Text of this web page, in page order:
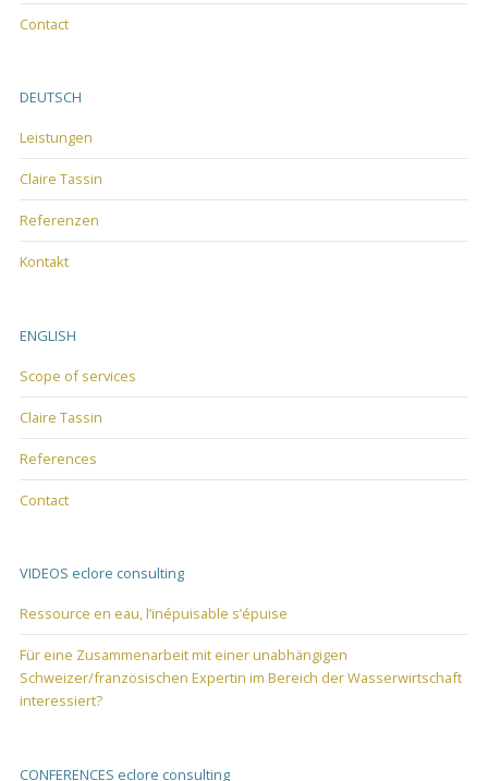
Contact
DEUTSCH
Leistungen
Claire Tassin
Referenzen
Kontakt
ENGLISH
Scope of services
Claire Tassin
References
Contact
VIDEOS eclore consulting
Ressource en eau, l’inépuisable s’épuise
Für eine Zusammenarbeit mit einer unabhängigen
Schweizer/französischen Expertin im Bereich der Wasserwirtschaft
interessiert?
CONFERENCES eclore consulting